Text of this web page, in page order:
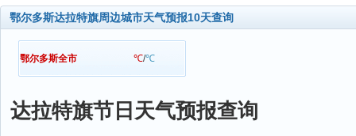
鄂尔多斯达拉特旗周边城市天气预报10天查询
鄂尔多斯全市 ℃/℃
达拉特旗节日天气预报查询